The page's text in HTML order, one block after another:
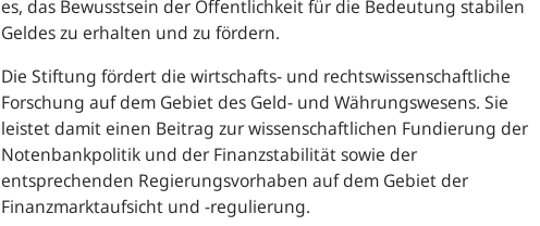
es, das Bewusstsein der Öffentlichkeit für die Bedeutung stabilen
Geldes zu erhalten und zu fördern.
Die Stiftung fördert die wirtschafts- und rechtswissenschaftliche
Forschung auf dem Gebiet des Geld- und Währungswesens. Sie
leistet damit einen Beitrag zur wissenschaftlichen Fundierung der
Notenbankpolitik und der Finanzstabilität sowie der
entsprechenden Regierungsvorhaben auf dem Gebiet der
Finanzmarktaufsicht und -regulierung.